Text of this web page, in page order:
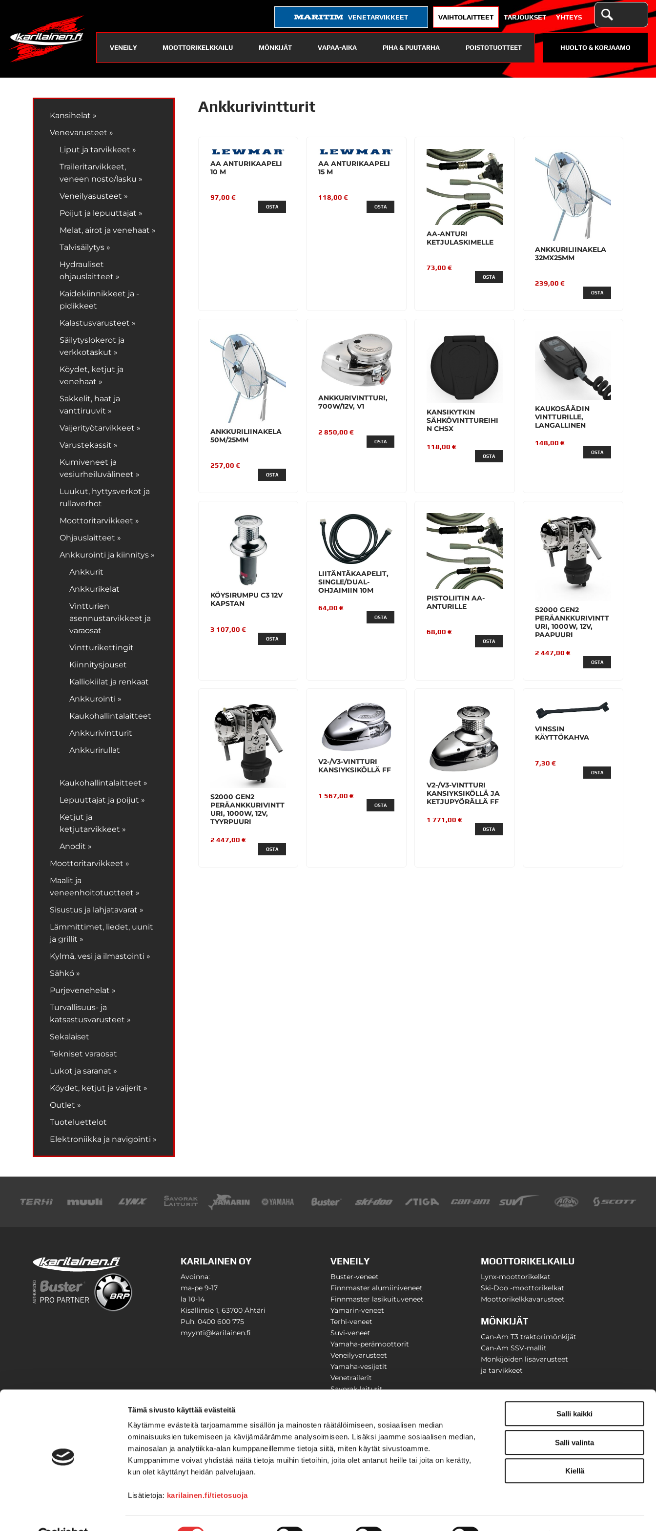
Tämä sivusto käyttää evästeitä
Käytämme evästeitä tarjoamamme sisällön ja mainosten räätälöimiseen, sosiaalisen median
ominaisuuksien tukemiseen ja kävijämäärämme analysoimiseen. Lisäksi jaamme sosiaalisen median,
mainosalan ja analytiikka-alan kumppaneillemme tietoja siitä, miten käytät sivustoamme.
Kumppanimme voivat yhdistää näitä tietoja muihin tietoihin, joita olet antanut heille tai joita on kerätty,
kun olet käyttänyt heidän palvelujaan.
Lisätietoja: karilainen.fi/tietosuoja
Salli kaikki
Salli valinta
Kiellä
VENETARVIKKEET VAIHTOLAITTEET TARJOUKSET YHTEYS
VENEILY MOOTTORIKELKKAILU MÖNKIJÄT VAPAA-AIKA PIHA & PUUTARHA POISTOTUOTTEET HUOLTO & KORJAAMO
Kansihelat »
Venevarusteet »
Liput ja tarvikkeet »
Traileritarvikkeet,
veneen nosto/lasku »
Veneilyasusteet »
Poijut ja lepuuttajat »
Melat, airot ja venehaat »
Talvisäilytys »
Hydrauliset
ohjauslaitteet »
Kaidekiinnikkeet ja -
pidikkeet
Kalastusvarusteet »
Säilytyslokerot ja
verkkotaskut »
Köydet, ketjut ja
venehaat »
Sakkelit, haat ja
vanttiruuvit »
Vaijerityötarvikkeet »
Varustekassit »
Kumiveneet ja
vesiurheiluvälineet »
Luukut, hyttysverkot ja
rullaverhot
Moottoritarvikkeet »
Ohjauslaitteet »
Ankkurointi ja kiinnitys »
Ankkurit
Ankkurikelat
Vintturien
asennustarvikkeet ja
varaosat
Vintturikettingit
Kiinnitysjouset
Kalliokiilat ja renkaat
Ankkurointi »
Kaukohallintalaitteet
Ankkurivintturit
Ankkurirullat
Kaukohallintalaitteet »
Lepuuttajat ja poijut »
Ketjut ja
ketjutarvikkeet »
Anodit »
Moottoritarvikkeet »
Maalit ja
veneenhoitotuotteet »
Sisustus ja lahjatavarat »
Lämmittimet, liedet, uunit
ja grillit »
Kylmä, vesi ja ilmastointi »
Sähkö »
Purjevenehelat »
Turvallisuus- ja
katsastusvarusteet »
Sekalaiset
Tekniset varaosat
Lukot ja saranat »
Köydet, ketjut ja vaijerit »
Outlet »
Tuoteluettelot
Elektroniikka ja navigointi »
Ankkurivintturit
AA ANTURIKAAPELI
10 M
97,00 €
OSTA
AA ANTURIKAAPELI
15 M
118,00 €
OSTA
AA-ANTURI
KETJULASKIMELLE
73,00 €
OSTA
ANKKURILIINAKELA
32MX25MM
239,00 €
OSTA
ANKKURILIINAKELA
50M/25MM
257,00 €
OSTA
ANKKURIVINTTURI,
700W/12V, V1
2 850,00 €
OSTA
KANSIKYTKIN
SÄHKÖVINTTUREIHI
N CHSX
118,00 €
OSTA
KAUKOSÄÄDIN
VINTTURILLE,
LANGALLINEN
148,00 €
OSTA
KÖYSIRUMPU C3 12V
KAPSTAN
3 107,00 €
OSTA
LIITÄNTÄKAAPELIT,
SINGLE/DUAL-
OHJAIMIIN 10M
64,00 €
OSTA
PISTOLIITIN AA-
ANTURILLE
68,00 €
OSTA
S2000 GEN2
PERÄANKKURIVINTT
URI, 1000W, 12V,
PAAPUURI
2 447,00 €
OSTA
S2000 GEN2
PERÄANKKURIVINTT
URI, 1000W, 12V,
TYYRPUURI
2 447,00 €
OSTA
V2-/V3-VINTTURI
KANSIYKSIKÖLLÄ FF
1 567,00 €
OSTA
V2-/V3-VINTTURI
KANSIYKSIKÖLLÄ JA
KETJUPYÖRÄLLÄ FF
1 771,00 €
OSTA
VINSSIN
KÄYTTÖKAHVA
7,30 €
OSTA
KARILAINEN OY
Avoinna:
ma-pe 9-17
la 10-14
Kisällintie 1, 63700 Ähtäri
Puh. 0400 600 775
myynti@karilainen.fi
VENEILY
Buster-veneet
Finnmaster alumiiniveneet
Finnmaster lasikuituveneet
Yamarin-veneet
Terhi-veneet
Suvi-veneet
Yamaha-perämoottorit
Veneilyvarusteet
Yamaha-vesijetit
Venetrailerit
Savorak-laiturit
MOOTTORIKELKAILU
Lynx-moottorikelkat
Ski-Doo -moottorikelkat
Moottorikelkkavarusteet
MÖNKIJÄT
Can-Am T3 traktorimönkijät
Can-Am SSV-mallit
Mönkijöiden lisävarusteet
ja tarvikkeet
PIHA & PUUTARHA
Stiga
VAIHTOLAITTEET
Veneet
Kelkat ja mönkijät
Yritysesittely
Yhteystiedot
Huolto ja korjaamo
Ajankohtaista